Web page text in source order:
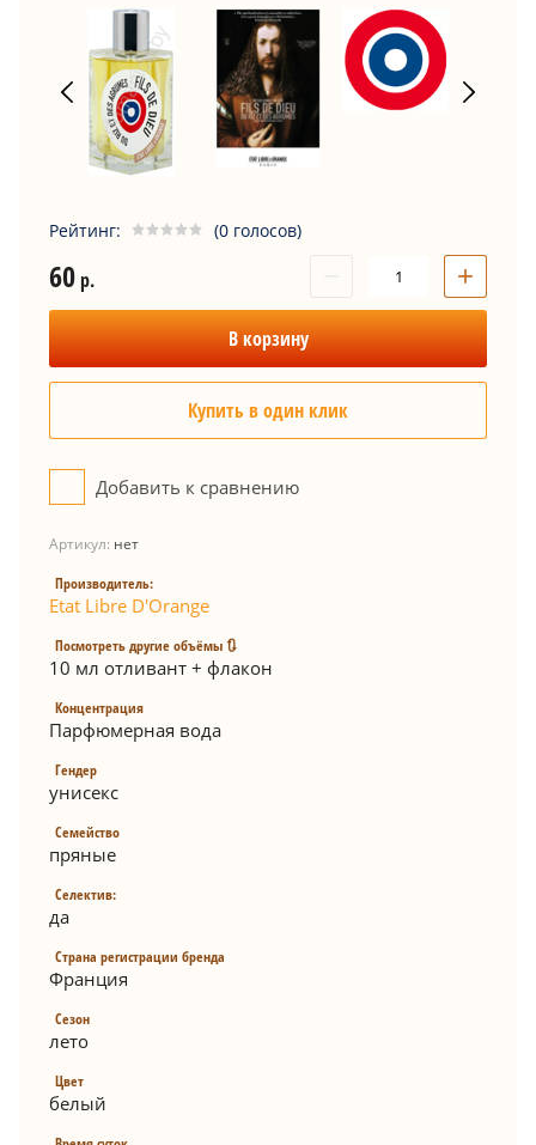
Рейтинг: (0 голосов)
60р. +
В корзину
Купить в один клик
Добавить к сравнению
Артикул: нет
Производитель:
Etat Libre D'Orange
Посмотреть другие объёмы 🔃
10 мл отливант + флакон
Концентрация
Парфюмерная вода
Гендер
унисекс
Семейство
пряные
Селектив:
да
Страна регистрации бренда
Франция
Сезон
лето
Цвет
белый